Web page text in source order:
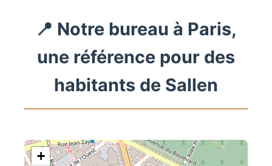
📍 Notre bureau à Paris,
une référence pour des
habitants de Sallen
+